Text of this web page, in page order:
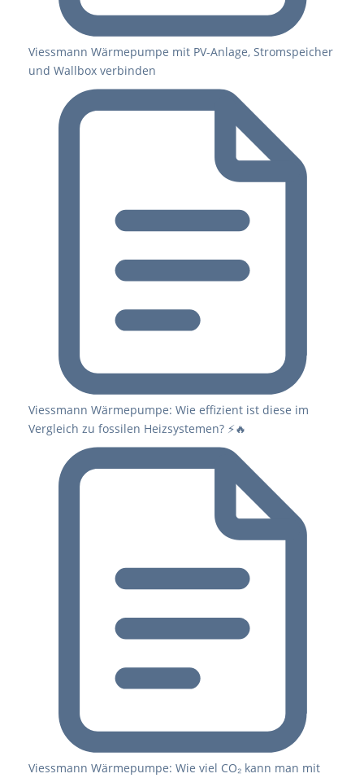
Viessmann Wärmepumpe mit PV-Anlage, Stromspeicher
und Wallbox verbinden
Viessmann Wärmepumpe: Wie effizient ist diese im
Vergleich zu fossilen Heizsystemen? ⚡🔥
Viessmann Wärmepumpe: Wie viel CO₂ kann man mit